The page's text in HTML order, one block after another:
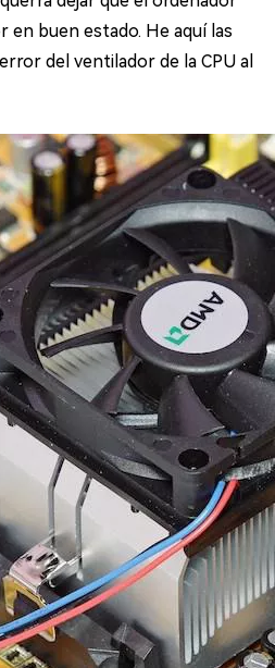
en buen estado. He aquí las
del ventilador de la CPU al